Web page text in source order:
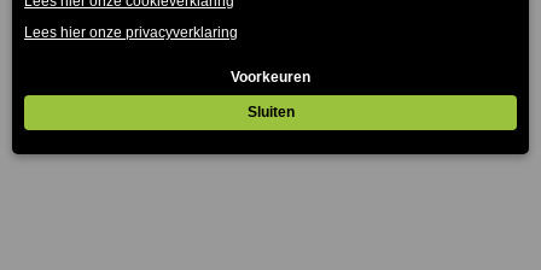
€81.00 (Prijs incl. btw: €98,01)
€63.60